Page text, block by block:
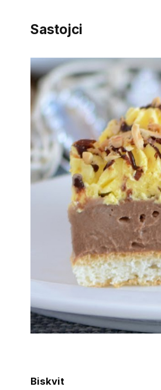
Sastojci
Biskvit